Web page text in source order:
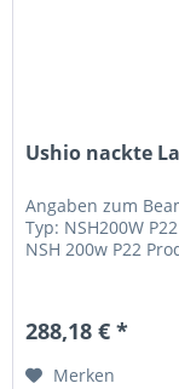
Ushio nackte
Angaben zum
Typ: NSH200W
NSH 200w P22
288,18 € *
Merken